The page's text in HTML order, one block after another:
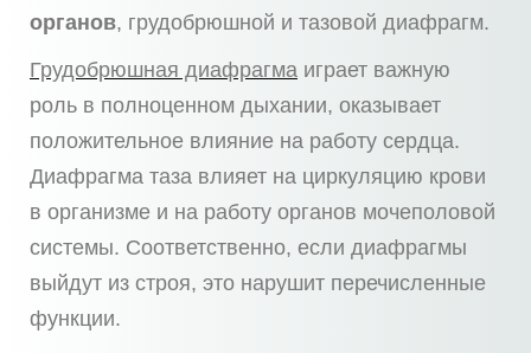
органов, грудобрюшной и тазовой диафрагм.
Грудобрюшная диафрагма играет важную
роль в полноценном дыхании, оказывает
положительное влияние на работу сердца.
Диафрагма таза влияет на циркуляцию крови
в организме и на работу органов мочеполовой
системы. Соответственно, если диафрагмы
выйдут из строя, это нарушит перечисленные
функции.